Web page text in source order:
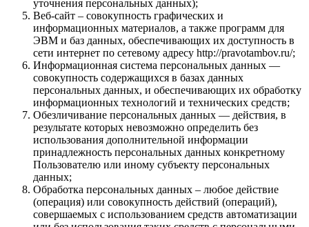
уточнения персональных данных);
Веб-сайт – совокупность графических и
информационных материалов, а также программ для
ЭВМ и баз данных, обеспечивающих их доступность в
сети интернет по сетевому адресу http://pravotambov.ru/;
Информационная система персональных данных —
совокупность содержащихся в базах данных
персональных данных, и обеспечивающих их обработку
информационных технологий и технических средств;
Обезличивание персональных данных — действия, в
результате которых невозможно определить без
использования дополнительной информации
принадлежность персональных данных конкретному
Пользователю или иному субъекту персональных
данных;
Обработка персональных данных – любое действие
(операция) или совокупность действий (операций),
совершаемых с использованием средств автоматизации